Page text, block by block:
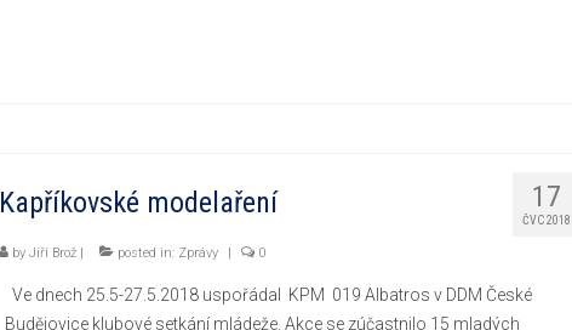
17
ČVC 2018
Kapříkovské modelaření
by Jiří Brož| posted in: Zprávy | 0
Ve dnech 25.5-27.5.2018 uspořádal KPM 019 Albatros v DDM České
Budějovice klubové setkání mládeže. Akce se zúčastnilo 15 mladých